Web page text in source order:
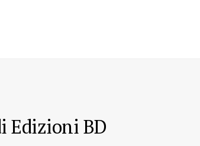
Edizioni BD